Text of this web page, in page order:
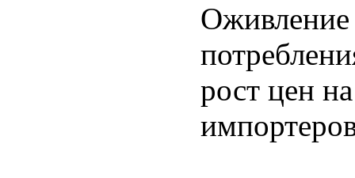
Оживление
рост цен